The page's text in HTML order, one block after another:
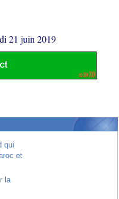
21 juin 2019
qui
et
la